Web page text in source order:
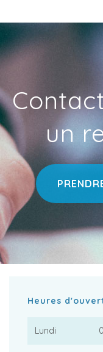
un
Heures
Lundi